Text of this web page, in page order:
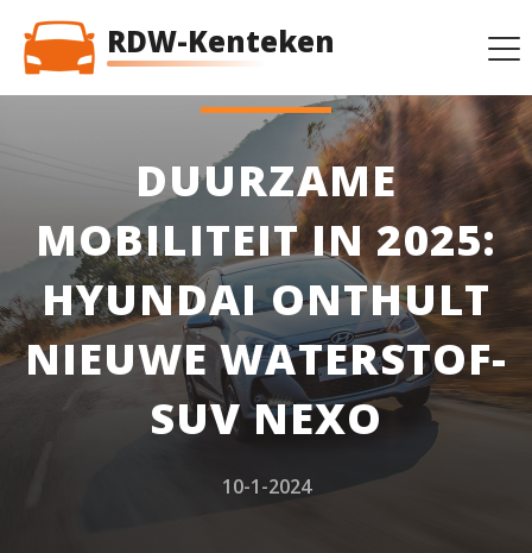
RDW-Kenteken
DUURZAME
MOBILITEIT IN 2025:
HYUNDAI ONTHULT
NIEUWE WATERSTOF-
SUV NEXO
10-1-2024